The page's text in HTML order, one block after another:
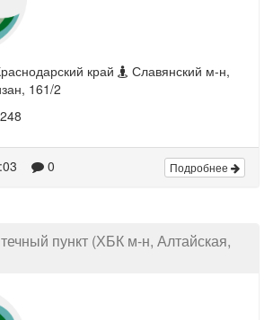
край
Славянский м-н,
161/2
0 Подробнее
пункт (ХБК м-н, Алтайская,